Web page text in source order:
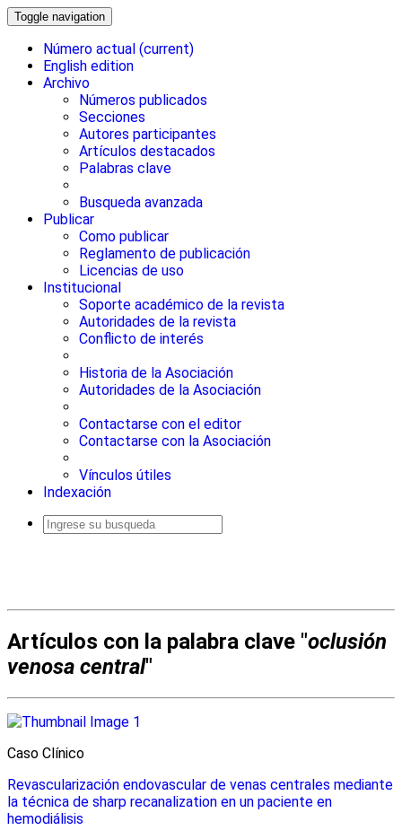
Toggle navigation
Número actual (current)
English edition
Archivo
Números publicados
Secciones
Autores participantes
Artículos destacados
Palabras clave
Busqueda avanzada
Publicar
Como publicar
Reglamento de publicación
Licencias de uso
Institucional
Soporte académico de la revista
Autoridades de la revista
Conflicto de interés
Historia de la Asociación
Autoridades de la Asociación
Contactarse con el editor
Contactarse con la Asociación
Vínculos útiles
Indexación
Artículos con la palabra clave "oclusión
venosa central"
Caso Clínico
Revascularización endovascular de venas centrales mediante
la técnica de sharp recanalization en un paciente en
hemodiálisis